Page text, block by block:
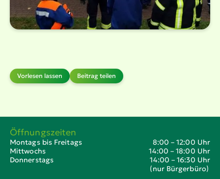
Öffnungszeiten
Montags bis Freitags
8:00 – 12:00 Uhr
Mittwochs
14:00 – 18:00 Uhr
Donnerstags
14:00 – 16:30 Uhr
(nur Bürgerbüro)
Vorlesen lassen Beitrag teilen